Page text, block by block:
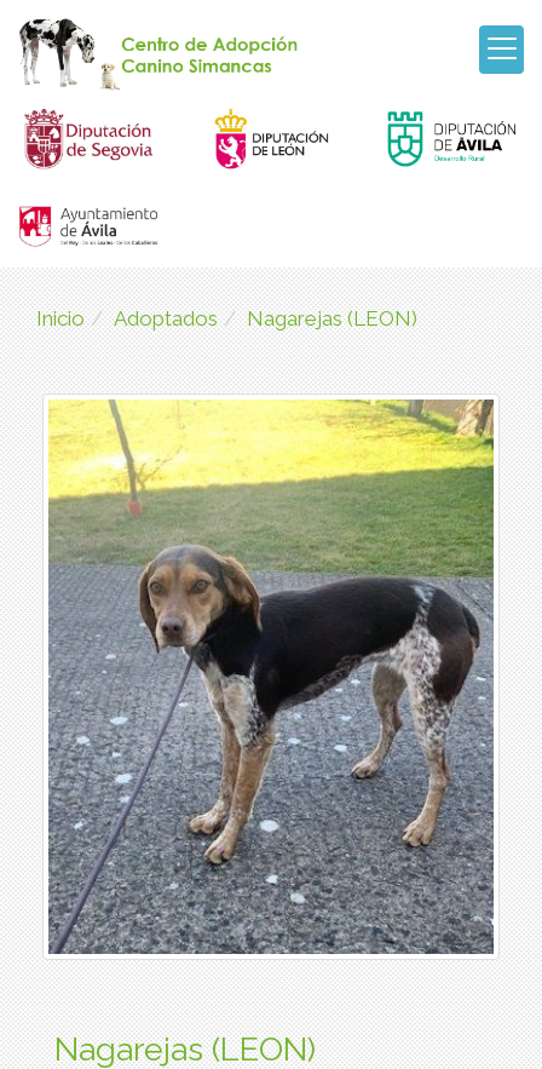
Inicio Adoptados Nagarejas (LEON)
Nagarejas (LEON)